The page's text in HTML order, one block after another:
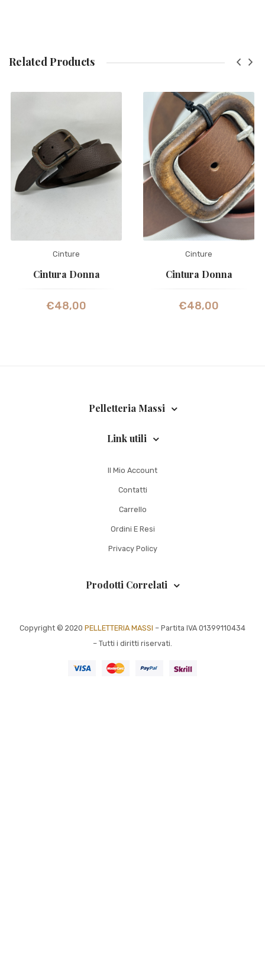
Related Products
Cinture
Cintura Donna
€48,00
Cinture
Cintura Donna
€48,00
Pelletteria Massi
Link utili
Il Mio Account
Contatti
Carrello
Ordini E Resi
Privacy Policy
Prodotti Correlati
Copyright © 2020 PELLETTERIA MASSI – Partita IVA 01399110434
– Tutti i diritti riservati.